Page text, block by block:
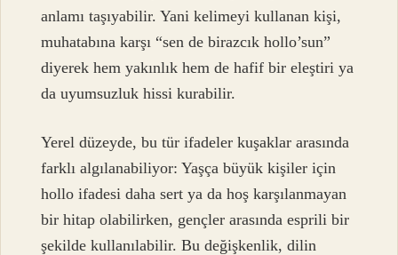
anlamı taşıyabilir. Yani kelimeyi kullanan kişi,
muhatabına karşı “sen de birazcık hollo’sun”
diyerek hem yakınlık hem de hafif bir eleştiri ya
da uyumsuzluk hissi kurabilir.
Yerel düzeyde, bu tür ifadeler kuşaklar arasında
farklı algılanabiliyor: Yaşça büyük kişiler için
hollo ifadesi daha sert ya da hoş karşılanmayan
bir hitap olabilirken, gençler arasında esprili bir
şekilde kullanılabilir. Bu değişkenlik, dilin